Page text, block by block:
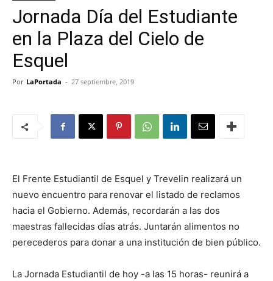
Jornada Día del Estudiante
en la Plaza del Cielo de
Esquel
Por LaPortada - 27 septiembre, 2019
El Frente Estudiantil de Esquel y Trevelin realizará un
nuevo encuentro para renovar el listado de reclamos
hacia el Gobierno. Además, recordarán a las dos
maestras fallecidas días atrás. Juntarán alimentos no
perecederos para donar a una institución de bien público.
La Jornada Estudiantil de hoy -a las 15 horas- reunirá a